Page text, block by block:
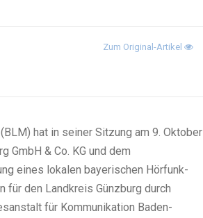
Zum Original-Artikel
hat in seiner Sitzung am 9. Oktober
GmbH & Co. KG und dem
eines lokalen bayerischen Hörfunk-
für den Landkreis Günzburg durch
für Kommunikation Baden-